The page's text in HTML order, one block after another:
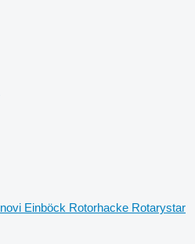
novi Einböck Rotorhacke Rotarystar